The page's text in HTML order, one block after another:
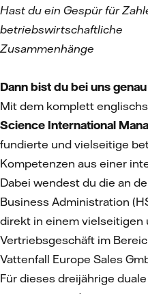
Hast du ein Gespür für
betriebswirtschaftliche
Dann bist du bei uns
Mit dem komplett
Science International
fundierte und vielseitige
Kompetenzen aus einer
Dabei wendest du die an
Business Administration
direkt in einem vielseitigen
Vertriebsgeschäft im
Vattenfall Europe Sales
Für dieses dreijährige